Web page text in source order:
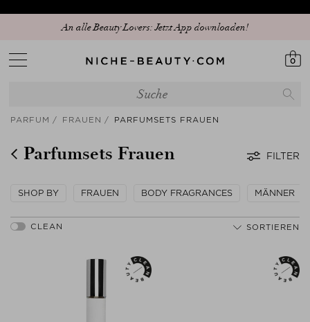
An alle Beauty Lovers: Jetzt App downloaden!
0
PARFUM FRAUEN PARFUMSETS FRAUEN
Parfumsets Frauen FILTER
SHOP BY FRAUEN BODY FRAGRANCES MÄNNER
SORTIEREN